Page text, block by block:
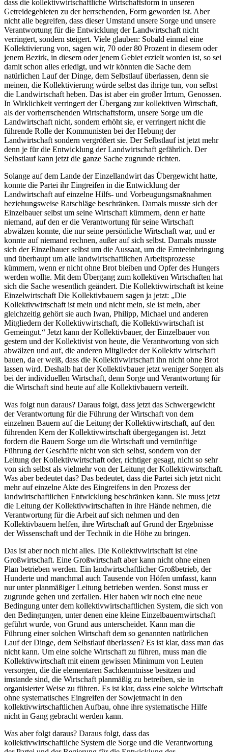
dass die kollektivwirtschaftliche Wirtschaftsform in unseren
Getreidegebieten zu der herrschenden, Form geworden ist. Aber
nicht alle begreifen, dass dieser Umstand unsere Sorge und unsere
Verantwortung für die Entwicklung der Landwirtschaft nicht
verringert, sondern steigert. Viele glauben: Sobald einmal eine
Kollektivierung von, sagen wir, 70 oder 80 Prozent in diesem oder
jenem Bezirk, in diesem oder jenem Gebiet erzielt worden ist, so sei
damit schon alles erledigt, und wir könnten die Sache dem
natürlichen Lauf der Dinge, dem Selbstlauf überlassen, denn sie
meinen, die Kollektivierung würde selbst das ihrige tun, von selbst
die Landwirtschaft heben. Das ist aber ein großer Irrtum, Genossen.
In Wirklichkeit verringert der Übergang zur kollektiven Wirtschaft,
als der vorherrschenden Wirtschaftsform, unsere Sorge um die
Landwirtschaft nicht, sondern erhöht sie, er verringert nicht die
führende Rolle der Kommunisten bei der Hebung der
Landwirtschaft sondern vergrößert sie. Der Selbstlauf ist jetzt mehr
denn je für die Entwicklung der Landwirtschaft gefährlich. Der
Selbstlauf kann jetzt die ganze Sache zugrunde richten.
Solange auf dem Lande der Einzellandwirt das Übergewicht hatte,
konnte die Partei ihr Eingreifen in die Entwicklung der
Landwirtschaft auf einzelne Hilfs- und Vorbeugungsmaßnahmen
beziehungsweise Ratschläge beschränken. Damals musste sich der
Einzelbauer selbst um seine Wirtschaft kümmern, denn er hatte
niemand, auf den er die Verantwortung für seine Wirtschaft
abwälzen konnte, die nur seine persönliche Wirtschaft war, und er
konnte auf niemand rechnen, außer auf sich selbst. Damals musste
sich der Einzelbauer selbst um die Aussaat, um die Ernteeinbringung
und überhaupt um alle landwirtschaftlichen Arbeitsprozesse
kümmern, wenn er nicht ohne Brot bleiben und Opfer des Hungers
werden wollte. Mit dem Übergang zum kollektiven Wirtschaften hat
sich die Sache wesentlich geändert. Die Kollektivwirtschaft ist keine
Einzelwirtschaft Die Kollektivbauern sagen ja jetzt: „Die
Kollektivwirtschaft ist mein und nicht mein, sie ist mein, aber
gleichzeitig gehört sie auch Iwan, Philipp, Michael und anderen
Mitgliedern der Kollektivwirtschaft, die Kollektivwirtschaft ist
Gemeingut.“ Jetzt kann der Kollektivbauer, der Einzelbauer von
gestern und der Kollektivist von heute, die Verantwortung von sich
abwälzen und auf, die anderen Mitglieder der Kollektiv wirtschaft
bauen, da er weiß, dass die Kollektivwirtschaft ihn nicht ohne Brot
lassen wird. Deshalb hat der Kollektivbauer jetzt weniger Sorgen als
bei der individuellen Wirtschaft, denn Sorge und Verantwortung für
die Wirtschaft sind heute auf alle Kollektivbauern verteilt.
Was folgt nun daraus? Daraus folgt, dass jetzt das Schwergewicht
der Verantwortung für die Führung der Wirtschaft von dem
einzelnen Bauern auf die Leitung der Kollektivwirtschaft, auf den
führenden Kern der Kollektivwirtschaft übergegangen ist. Jetzt
fordern die Bauern Sorge um die Wirtschaft und vernünftige
Führung der Geschäfte nicht von sich selbst, sondern von der
Leitung der Kollektivwirtschaft oder, richtiger gesagt, nicht so sehr
von sich selbst als vielmehr von der Leitung der Kollektivwirtschaft.
Was aber bedeutet das? Das bedeutet, dass die Partei sich jetzt nicht
mehr auf einzelne Akte des Eingreifens in den Prozess der
landwirtschaftlichen Entwicklung beschränken kann. Sie muss jetzt
die Leitung der Kollektivwirtschaften in ihre Hände nehmen, die
Verantwortung für die Arbeit auf sich nehmen und den
Kollektivbauern helfen, ihre Wirtschaft auf Grund der Ergebnisse
der Wissenschaft und der Technik in die Höhe zu bringen.
Das ist aber noch nicht alles. Die Kollektivwirtschaft ist eine
Großwirtschaft. Eine Großwirtschaft aber kann nicht ohne einen
Plan betrieben werden. Ein landwirtschaftlicher Großbetrieb, der
Hunderte und manchmal auch Tausende von Höfen umfasst, kann
nur unter planmäßiger Leitung betrieben werden. Sonst muss er
zugrunde gehen und zerfallen. Hier haben wir noch eine neue
Bedingung unter dem kollektivwirtschaftlichen System, die sich von
den Bedingungen, unter denen eine kleine Einzelbauernwirtschaft
geführt wurde, von Grund aus unterscheidet. Kann man die
Führung einer solchen Wirtschaft dem so genannten natürlichen
Lauf der Dinge, dem Selbstlauf überlassen? Es ist klar, dass man das
nicht kann. Um eine solche Wirtschaft zu führen, muss man die
Kollektivwirtschaft mit einem gewissen Minimum von Leuten
versorgen, die die elementaren Sachkenntnisse besitzen und
imstande sind, die Wirtschaft planmäßig zu betreiben, sie in
organisierter Weise zu führen. Es ist klar, dass eine solche Wirtschaft
ohne systematisches Eingreifen der Sowjetmacht in den
kollektivwirtschaftlichen Aufbau, ohne ihre systematische Hilfe
nicht in Gang gebracht werden kann.
Was aber folgt daraus? Daraus folgt, dass das
kollektivwirtschaftliche System die Sorge und die Verantwortung